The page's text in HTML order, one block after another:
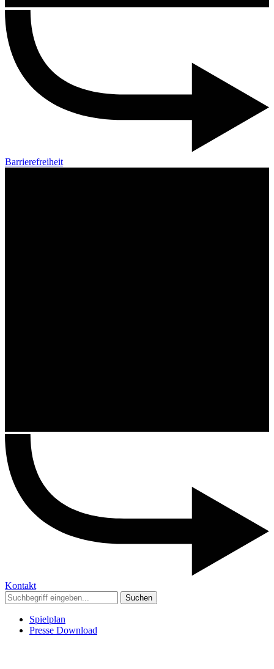
Barrierefreiheit
Kontakt
Suchen
Spielplan
Presse Download